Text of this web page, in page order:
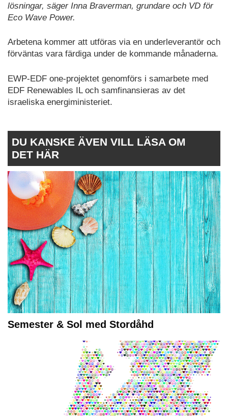
lösningar, säger Inna Braverman, grundare och VD för
Eco Wave Power.
Arbetena kommer att utföras via en underleverantör och
förväntas vara färdiga under de kommande månaderna.
EWP-EDF one-projektet genomförs i samarbete med
EDF Renewables IL och samfinansieras av det
israeliska energiministeriet.
DU KANSKE ÄVEN VILL LÄSA OM
DET HÄR
Semester & Sol med Stordåhd